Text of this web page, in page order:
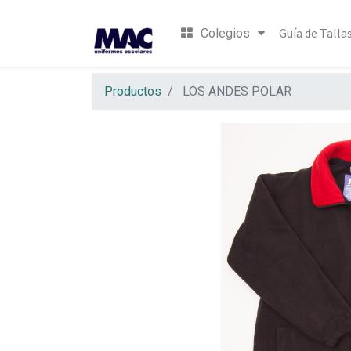
Colegios Guía de
Productos LOS ANDES POLAR